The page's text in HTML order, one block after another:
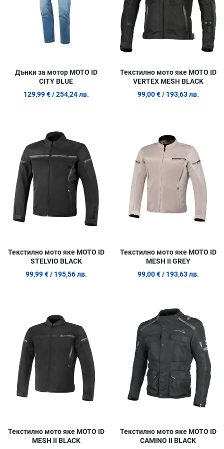
Дънки за мотор MOTO ID
CITY BLUE
129,99 € / 254,24 лв.
Текстилно мото яке MOTO ID
VERTEX MESH BLACK
99,00 € / 193,63 лв.
Сравни продукт
Quick View
Текстилно мото яке MOTO ID
STELVIO BLACK
99,99 € / 195,56 лв.
Текстилно мото яке MOTO ID
MESH II GREY
99,00 € / 193,63 лв.
Сравни продукт
Quick View
Текстилно мото яке MOTO ID
MESH II BLACK
Текстилно мото яке MOTO ID
CAMINO II BLACK